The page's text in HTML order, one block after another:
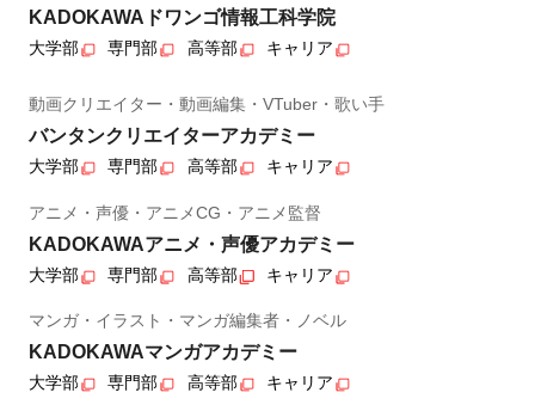
KADOKAWAドワンゴ情報工科学院
大学部 専門部 高等部 キャリア
動画クリエイター・動画編集・VTuber・歌い手
バンタンクリエイターアカデミー
大学部 専門部 高等部 キャリア
アニメ・声優・アニメCG・アニメ監督
KADOKAWAアニメ・声優アカデミー
大学部 専門部 高等部 キャリア
マンガ・イラスト・マンガ編集者・ノベル
KADOKAWAマンガアカデミー
大学部 専門部 高等部 キャリア